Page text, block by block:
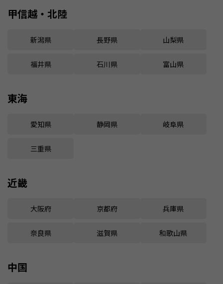
甲信越・北陸
新潟県 長野県 山梨県
福井県 石川県 富山県
東海
愛知県 静岡県 岐阜県
三重県
近畿
大阪府 京都府 兵庫県
奈良県 滋賀県 和歌山県
中国